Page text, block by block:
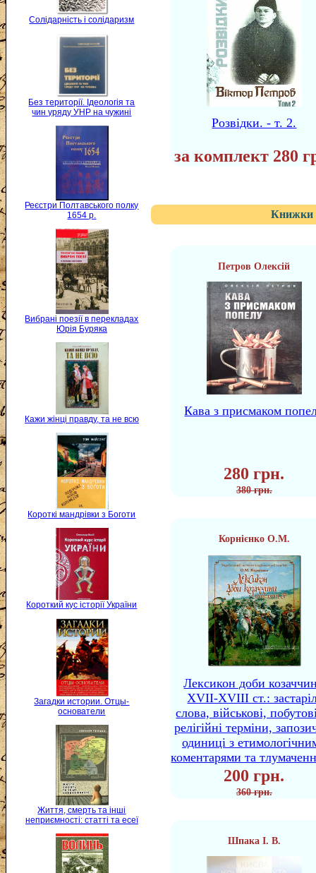
Солідарність і солідаризм
Без території. Ідеологія та
чин уряду УНР на чужині
Реєстри Полтавського полку
1654 р.
Вибрані поезії в перекладах
Юрія Буряка
Кажи жінці правду, та не всю
Короткі мандрівки з Боготи
Короткий кус історії України
Загадки истории. Отцы-
основатели
Життя, смерть та інші
неприємності: статті та есеї
Розвідки. - т. 2.
за комплект 280
Книжки
Петров Олексій
Кава з присмаком
280 грн.
380 грн.
Корнієнко О.М.
Лексикон доби
XVII-XVIII ст.:
слова, військові,
релігійні терміни,
одиниці з
коментарями та
200 грн.
360 грн.
Шпака І. В.